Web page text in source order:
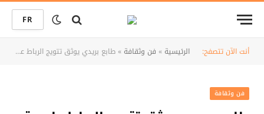
FR
أنت الآن تتصفح: الرئيسية» فن وثقافة»طابع بريدي يوثق تتويج الرباط عاصمة عالمية للكتاب 2026
فن وثقافة